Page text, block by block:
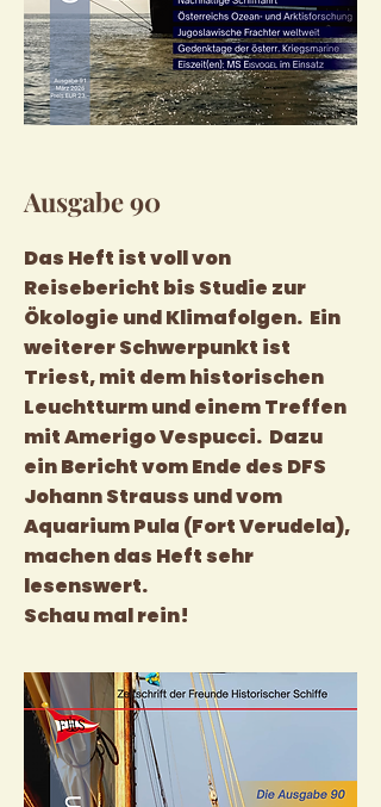
Ausgabe 90
Das Heft ist voll von
Reisebericht bis Studie zur
Ökologie und Klimafolgen. Ein
weiterer Schwerpunkt ist
Triest, mit dem historischen
Leuchtturm und einem Treffen
mit Amerigo Vespucci. Dazu
ein Bericht vom Ende des DFS
Johann Strauss und vom
Aquarium Pula (Fort Verudela),
machen das Heft sehr
lesenswert.
Schau mal rein!